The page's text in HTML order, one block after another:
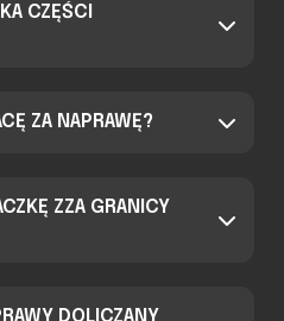
CZĘŚCI
ZA NAPRAWĘ?
ZZA GRANICY
DOLICZANY